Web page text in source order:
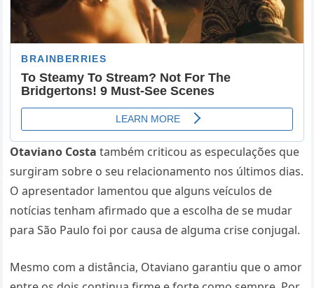
Otaviano Costa também criticou as especulações que
surgiram sobre o seu relacionamento nos últimos dias.
O apresentador lamentou que alguns veículos de
notícias tenham afirmado que a escolha de se mudar
para São Paulo foi por causa de alguma crise conjugal.
Mesmo com a distância, Otaviano garantiu que o amor